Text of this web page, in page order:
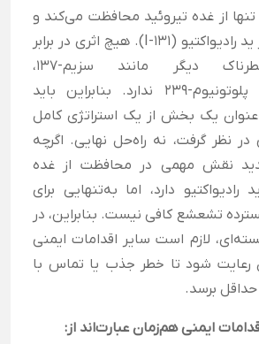
از غده تیروئید محافظت می‌کند و
آن‌هم فقط در برابر ید رادیواکتیو (I-131). هیچ اثری در برابر
ایزوتوپ‌های خطرناک دیگر مانند سزیم-۱۳۷،
استرانسیوم-۹۰ یا پلوتونیوم-۲۳۹ ندارد. بنابراین باید
یک بخش از یک استراتژی کامل
نظر گرفت، نه راه‌حل نهایی. اگرچه
نقش مهمی در محافظت از غده
رادیواکتیو دارد، اما به‌تنهایی برای
تشعشع کافی نیست. بنابراین، در
لازم است سایر اقدامات ایمنی
رعایت شود تا خطر جذب یا تماس با
حداقل برسد.
ایمنی هم‌زمان عبارت‌اند از: